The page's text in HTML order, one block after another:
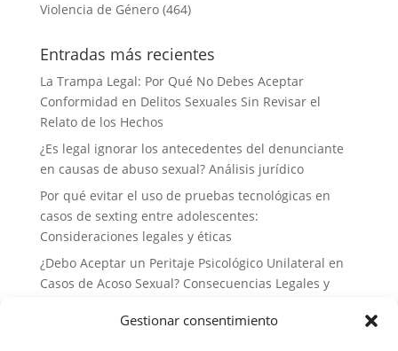
Gestionar consentimiento
Violencia de Género(464)
Entradas más recientes
La Trampa Legal: Por Qué No Debes Aceptar
Conformidad en Delitos Sexuales Sin Revisar el
Relato de los Hechos
¿Es legal ignorar los antecedentes del denunciante
en causas de abuso sexual? Análisis jurídico
Por qué evitar el uso de pruebas tecnológicas en
casos de sexting entre adolescentes:
Consideraciones legales y éticas
¿Debo Aceptar un Peritaje Psicológico Unilateral en
Casos de Acoso Sexual? Consecuencias Legales y
Por qué no deberías delegar tu defensa a abogados